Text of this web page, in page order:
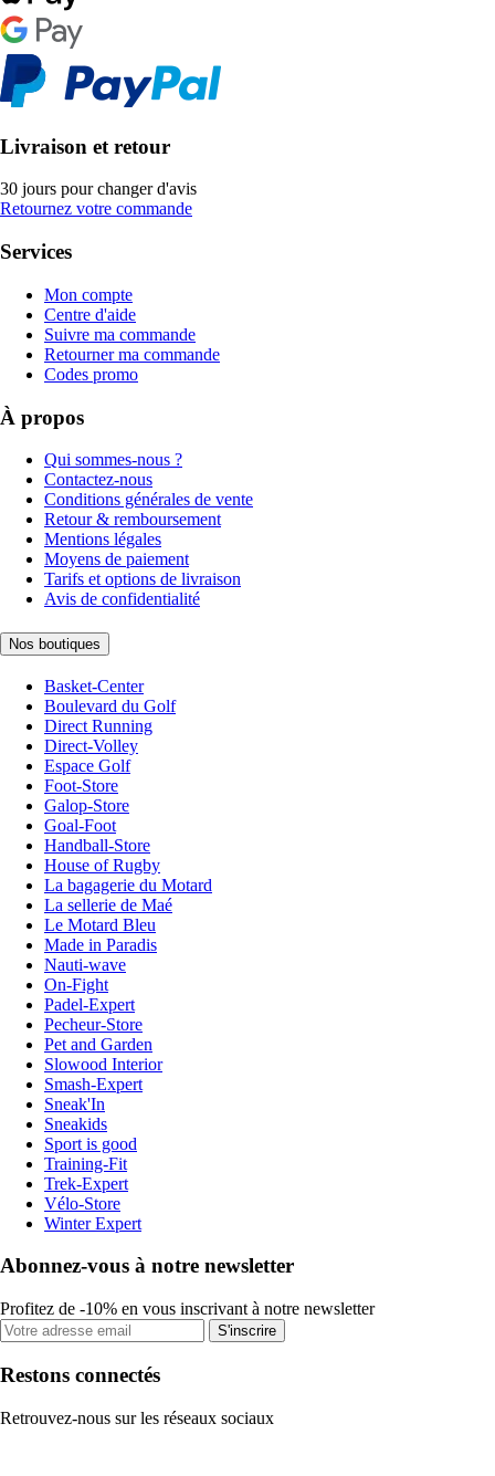
Livraison et retour
30 jours pour changer d'avis
Retournez votre commande
Services
Mon compte
Centre d'aide
Suivre ma commande
Retourner ma commande
Codes promo
À propos
Qui sommes-nous ?
Contactez-nous
Conditions générales de vente
Retour & remboursement
Mentions légales
Moyens de paiement
Tarifs et options de livraison
Avis de confidentialité
Nos boutiques
Basket-Center
Boulevard du Golf
Direct Running
Direct-Volley
Espace Golf
Foot-Store
Galop-Store
Goal-Foot
Handball-Store
House of Rugby
La bagagerie du Motard
La sellerie de Maé
Le Motard Bleu
Made in Paradis
Nauti-wave
On-Fight
Padel-Expert
Pecheur-Store
Pet and Garden
Slowood Interior
Smash-Expert
Sneak'In
Sneakids
Sport is good
Training-Fit
Trek-Expert
Vélo-Store
Winter Expert
Abonnez-vous à notre newsletter
Profitez de -10% en vous inscrivant à notre newsletter
S'inscrire
Restons connectés
Retrouvez-nous sur les réseaux sociaux